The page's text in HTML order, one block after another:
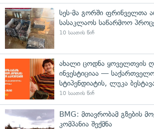
სეს-მა გორში ფრინველთა
სასაკლაოს საწარმოო
10 საათის წინ
ახალი ცოდნა ყოველთვის
ინვესტიციაა —
სტიპენდიატის, ლუკა
10 საათის წინ
BMG: მთავრობამ გზების
კომპანია შექმნა